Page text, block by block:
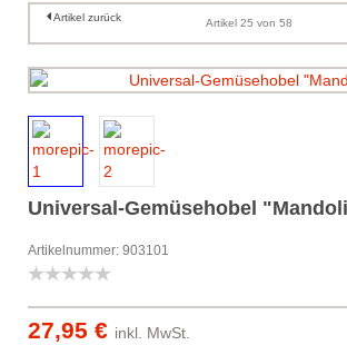
Artikel zurück Artikel 25 von 58
Universal-Gemüsehobel
Artikelnummer: 903101
27,95 € inkl. MwSt.